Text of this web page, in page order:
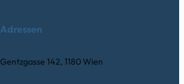
Adressen
Gentzgasse 142, 1180 Wien